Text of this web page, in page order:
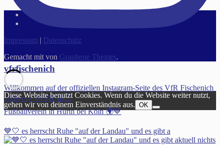
vfrfischenich
Willkommen auf der offiziellen Instagram-Seite des VfR Fischenich
1930 e.V #VFR 🔵⚪️
Fußballverein in Hürth bei Köln 🌍💙
💙🤍 es herrscht Ruhe "auf der Landau" und es gibt a
Impressum | Datenschutz
Gemacht mit von Graphene Themes.
Diese Website benutzt Cookies. Wenn du die Website weiter nutzt,
gehen wir von deinem Einverständnis aus. OK